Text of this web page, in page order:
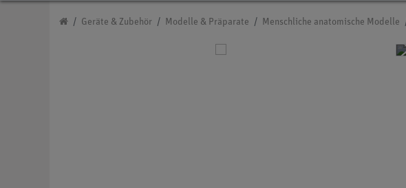
Geräte & Zubehör Modelle & Präparate Menschliche anatomische Modelle